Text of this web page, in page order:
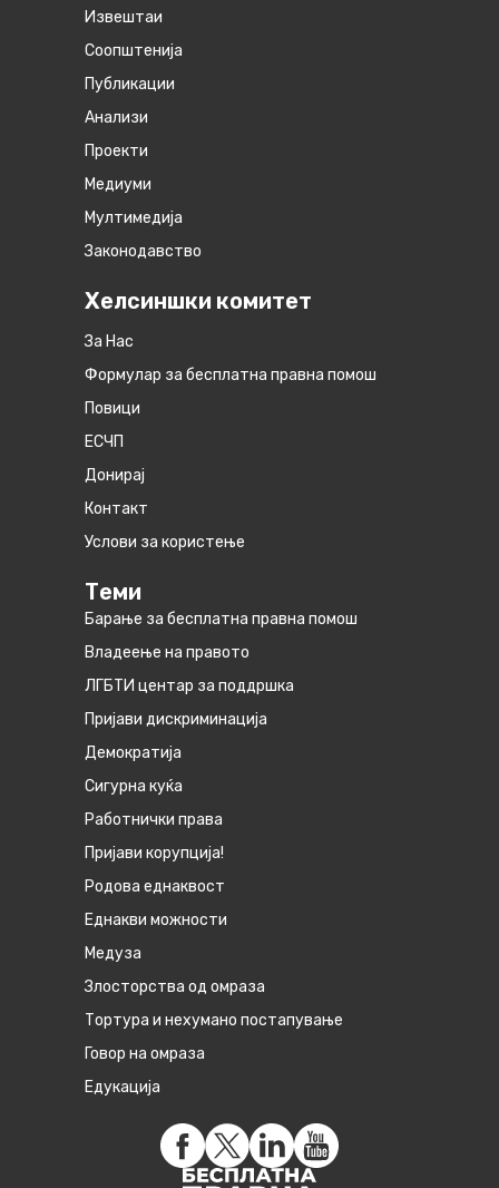
Извештаи
Соопштенија
Публикации
Анализи
Проекти
Медиуми
Мултимедија
Законодавство
Хелсиншки комитет
За Нас
Формулар за бесплатна правна помош
Повици
ЕСЧП
Донирај
Контакт
Услови за користење
Теми
Барање за бесплатна правна помош
Владеење на правото
ЛГБТИ центар за поддршка
Пријави дискриминација
Демократија
Сигурна куќа
Работнички права
Пријави корупција!
Родова еднаквост
Eднакви можности
Медуза
Злосторства од омраза
Тортура и нехумано постапување
Говор на омраза
Едукација